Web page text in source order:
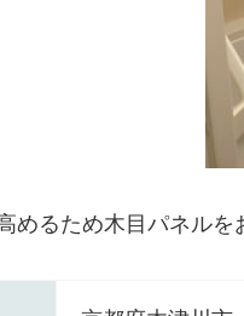
めるため木目パネルを